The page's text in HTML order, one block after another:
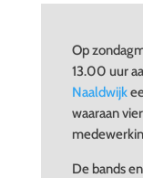
Op
13.00 uur
Naaldwijk
waaraan
De bands